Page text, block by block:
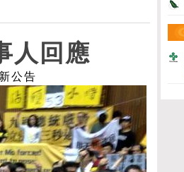
人回應
公告